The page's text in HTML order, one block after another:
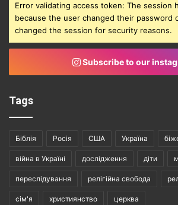
Error validating access token: The session
because the user changed their password
changed the session for security reasons.
Subscribe to our
Tags
Біблія Росія США Україна
війна в Україні дослідження діти
переслідування релігійна свобода
сім'я християнство церква